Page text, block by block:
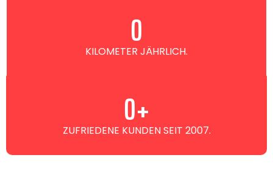
KILOMETER JÄHRLICH.
0
ZUFRIEDENE KUNDEN SEIT 2007.
0+